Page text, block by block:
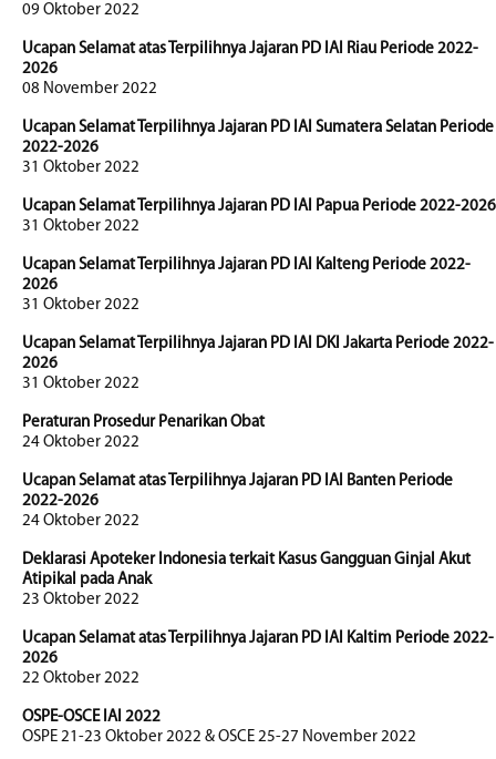
09 Oktober 2022
Ucapan Selamat atas Terpilihnya Jajaran PD IAI Riau Periode 2022-
2026
08 November 2022
Ucapan Selamat Terpilihnya Jajaran PD IAI Sumatera Selatan Periode
2022-2026
31 Oktober 2022
Ucapan Selamat Terpilihnya Jajaran PD IAI Papua Periode 2022-2026
31 Oktober 2022
Ucapan Selamat Terpilihnya Jajaran PD IAI Kalteng Periode 2022-
2026
31 Oktober 2022
Ucapan Selamat Terpilihnya Jajaran PD IAI DKI Jakarta Periode 2022-
2026
31 Oktober 2022
Peraturan Prosedur Penarikan Obat
24 Oktober 2022
Ucapan Selamat atas Terpilihnya Jajaran PD IAI Banten Periode
2022-2026
24 Oktober 2022
Deklarasi Apoteker Indonesia terkait Kasus Gangguan Ginjal Akut
Atipikal pada Anak
23 Oktober 2022
Ucapan Selamat atas Terpilihnya Jajaran PD IAI Kaltim Periode 2022-
2026
22 Oktober 2022
OSPE-OSCE IAI 2022
OSPE 21-23 Oktober 2022 & OSCE 25-27 November 2022